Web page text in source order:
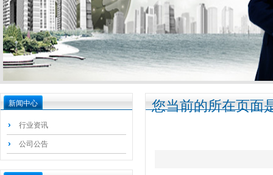
新闻中心
行业资讯
公司公告
您当前的所在页面